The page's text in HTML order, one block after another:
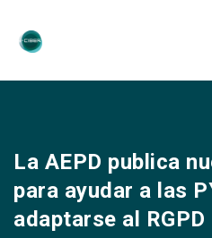
La AEPD publica
para ayudar a las
adaptarse al RGPD